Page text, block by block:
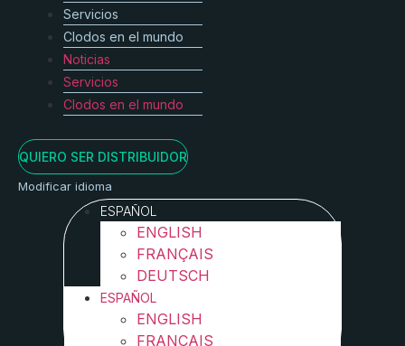
Servicios
Clodos en el mundo
Noticias
Servicios
Clodos en el mundo
QUIERO SER DISTRIBUIDOR
Modificar idioma
ESPAÑOL
ENGLISH
FRANÇAIS
DEUTSCH
ESPAÑOL
ENGLISH
FRANÇAIS